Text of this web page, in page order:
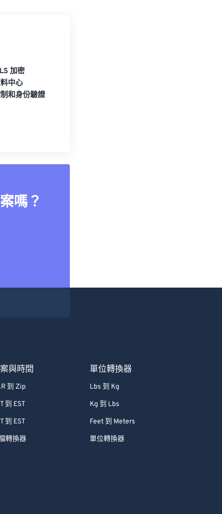
加密
中心
和身份驗證
嗎？
與時間
到 Zip
到 EST
到 EST
轉換器
單位轉換器
Lbs 到 Kg
Kg 到 Lbs
Feet 到 Meters
單位轉換器